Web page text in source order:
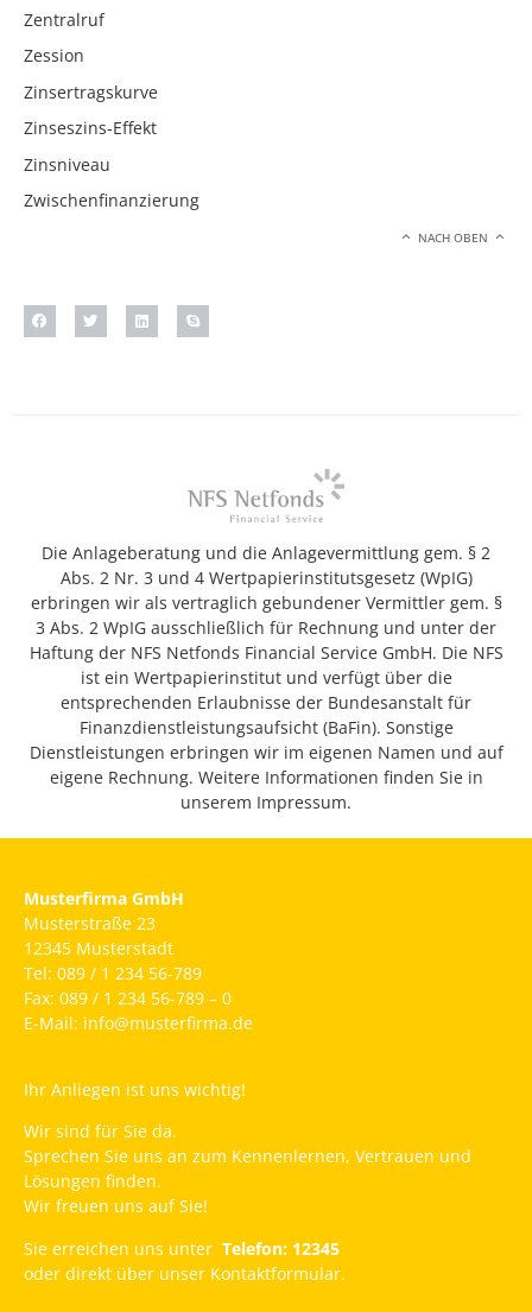
Zentralruf
Zession
Zinsertragskurve
Zinseszins-Effekt
Zinsniveau
Zwischenfinanzierung
NACH OBEN
Die Anlageberatung und die Anlagevermittlung gem. § 2
Abs. 2 Nr. 3 und 4 Wertpapierinstitutsgesetz (WpIG)
erbringen wir als vertraglich gebundener Vermittler gem. §
3 Abs. 2 WpIG ausschließlich für Rechnung und unter der
Haftung der NFS Netfonds Financial Service GmbH. Die NFS
ist ein Wertpapierinstitut und verfügt über die
entsprechenden Erlaubnisse der Bundesanstalt für
Finanzdienstleistungsaufsicht (BaFin). Sonstige
Dienstleistungen erbringen wir im eigenen Namen und auf
eigene Rechnung. Weitere Informationen finden Sie in
unserem Impressum.
Musterfirma GmbH
Musterstraße 23
12345 Musterstadt
Tel: 089 / 1 234 56-789
Fax: 089 / 1 234 56-789 – 0
E-Mail: info@musterfirma.de
Ihr Anliegen ist uns wichtig!
Wir sind für Sie da.
Sprechen Sie uns an zum Kennenlernen, Vertrauen und
Lösungen finden.
Wir freuen uns auf Sie!
Sie erreichen uns unter Telefon: 12345
oder direkt über unser Kontaktformular.